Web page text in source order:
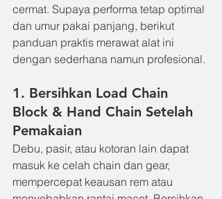
cermat. Supaya performa tetap optimal
dan umur pakai panjang, berikut
panduan praktis merawat alat ini
dengan sederhana namun profesional.
1. Bersihkan Load Chain
Block & Hand Chain Setelah
Pemakaian
Debu, pasir, atau kotoran lain dapat
masuk ke celah chain dan gear,
mempercepat keausan rem atau